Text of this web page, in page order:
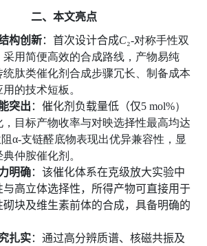
二、本文亮点
构创新：首次设计合成C₂-对称手性双
用简便高效的合成路线，产物易纯
肽类催化剂合成步骤冗长、制备成本
的技术短板。
突出 ：催化剂负载量低（仅5 mol%）
目标产物收率与对映选择性最高均达
α-支链醛底物表现出优异兼容性，显
仲胺催化剂。
明确：该催化体系在克级放大实验中
高立体选择性，所得产物可直接用于
块及维生素前体的合成，具备明确的
扎实：通过高分辨质谱、核磁共振及